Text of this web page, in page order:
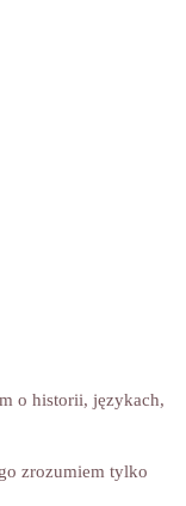
o historii, językach,
zrozumiem tylko